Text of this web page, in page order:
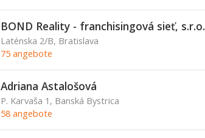
BOND Reality - franchisingová sieť, s.r.o.
Laténska 2/B, Bratislava
75 angebote
Adriana Astalošová
P. Karvaša 1, Banská Bystrica
58 angebote